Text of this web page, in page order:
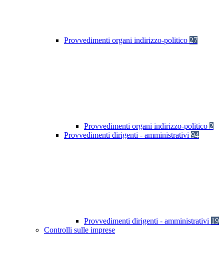
Provvedimenti organi indirizzo-politico 27
Provvedimenti organi indirizzo-politico 2
Provvedimenti dirigenti - amministrativi 94
Provvedimenti dirigenti - amministrativi 19
Controlli sulle imprese